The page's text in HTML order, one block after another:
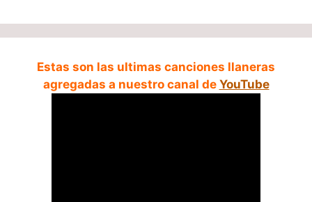
Estas son las ultimas canciones llaneras
agregadas a nuestro canal de YouTube